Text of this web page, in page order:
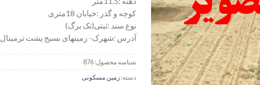
کوچه و گذر :خیابان 18متری
نوع سند :ثبتی(تک برگ)
آدرس :شهرک- زمینهای بسیج پشت ترمینال
شناسه محصول:876
دسته:زمین مسکونی